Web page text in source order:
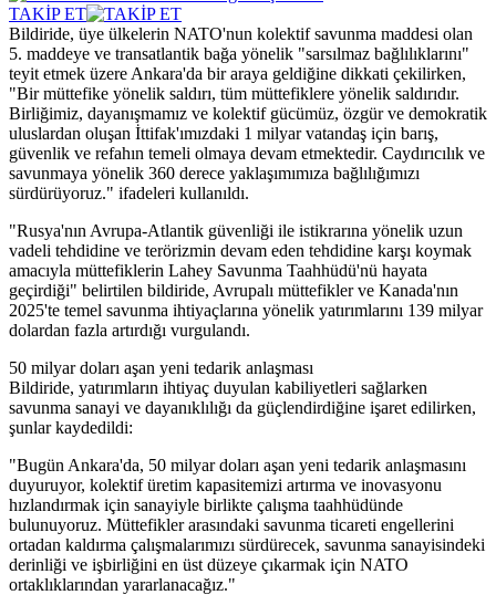
TAKİP ET
Bildiride, üye ülkelerin NATO'nun kolektif savunma maddesi olan
5. maddeye ve transatlantik bağa yönelik "sarsılmaz bağlılıklarını"
teyit etmek üzere Ankara'da bir araya geldiğine dikkati çekilirken,
"Bir müttefike yönelik saldırı, tüm müttefiklere yönelik saldırıdır.
Birliğimiz, dayanışmamız ve kolektif gücümüz, özgür ve demokratik
uluslardan oluşan İttifak'ımızdaki 1 milyar vatandaş için barış,
güvenlik ve refahın temeli olmaya devam etmektedir. Caydırıcılık ve
savunmaya yönelik 360 derece yaklaşımımıza bağlılığımızı
sürdürüyoruz." ifadeleri kullanıldı.
"Rusya'nın Avrupa-Atlantik güvenliği ile istikrarına yönelik uzun
vadeli tehdidine ve terörizmin devam eden tehdidine karşı koymak
amacıyla müttefiklerin Lahey Savunma Taahhüdü'nü hayata
geçirdiği" belirtilen bildiride, Avrupalı müttefikler ve Kanada'nın
2025'te temel savunma ihtiyaçlarına yönelik yatırımlarını 139 milyar
dolardan fazla artırdığı vurgulandı.
50 milyar doları aşan yeni tedarik anlaşması
Bildiride, yatırımların ihtiyaç duyulan kabiliyetleri sağlarken
savunma sanayi ve dayanıklılığı da güçlendirdiğine işaret edilirken,
şunlar kaydedildi:
"Bugün Ankara'da, 50 milyar doları aşan yeni tedarik anlaşmasını
duyuruyor, kolektif üretim kapasitemizi artırma ve inovasyonu
hızlandırmak için sanayiyle birlikte çalışma taahhüdünde
bulunuyoruz. Müttefikler arasındaki savunma ticareti engellerini
ortadan kaldırma çalışmalarımızı sürdürecek, savunma sanayisindeki
derinliği ve işbirliğini en üst düzeye çıkarmak için NATO
ortaklıklarından yararlanacağız."